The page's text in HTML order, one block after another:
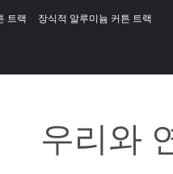
트랙 장식적 알루미늄 커튼 트랙
우리와